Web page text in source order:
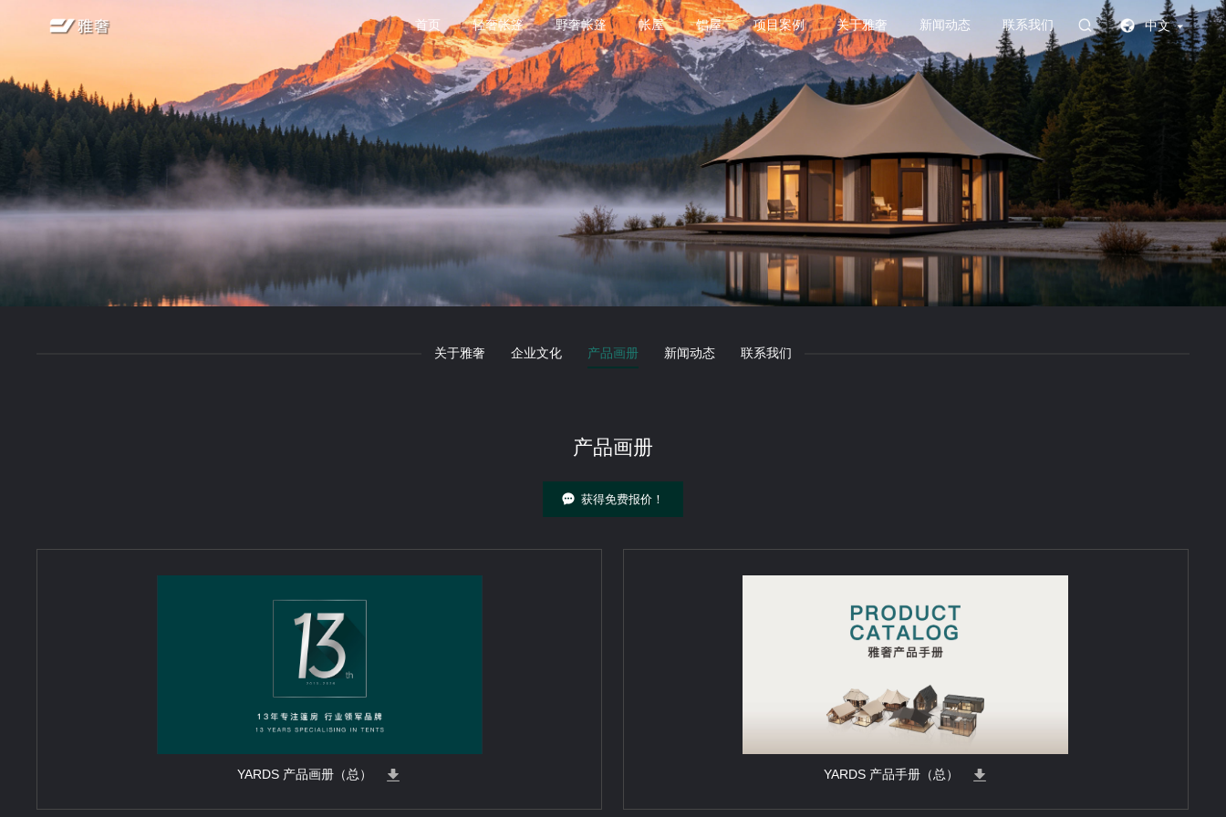
首页 轻奢帐篷 野奢帐篷 帐屋 铝屋 项目案例 关于雅奢 新闻动态 联系我们 中文
关于雅奢 企业文化 产品画册 新闻动态 联系我们
产品画册
获得免费报价！
YARDS 产品画册（总） YARDS 产品手册（总）